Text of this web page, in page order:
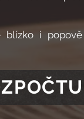
blízko i popově